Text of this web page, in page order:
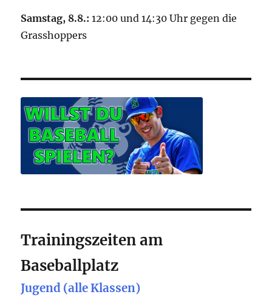
Samstag, 8.8.: 12:00 und 14:30 Uhr gegen die
Grasshoppers
Trainingszeiten am
Baseballplatz
Jugend (alle Klassen)